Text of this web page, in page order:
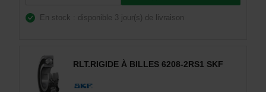
En stock : disponible 3 jour(s) de livraison
RLT.RIGIDE À BILLES 6208-2RS1 SKF